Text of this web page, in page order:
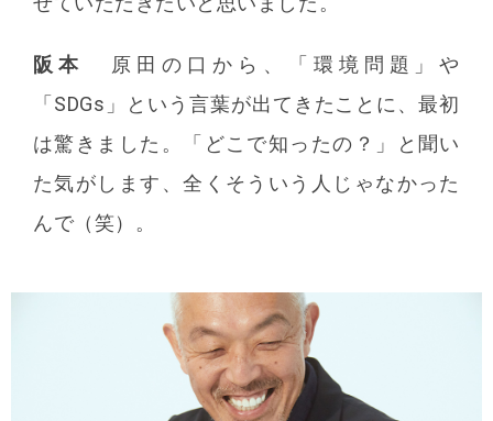
阪本
原田の口から、「環境問題」や
「SDGs」という言葉が出てきたことに、最初
は驚きました。「どこで知ったの？」と聞い
た気がします、全くそういう人じゃなかった
んで（笑）。